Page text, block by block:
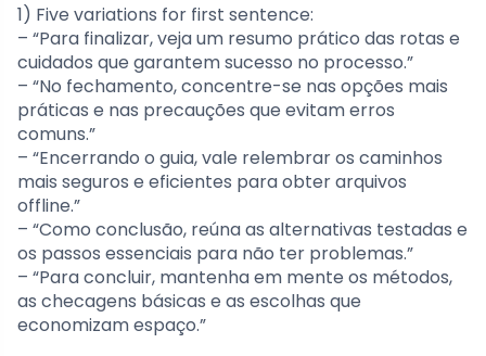
1) Five variations for first sentence:
– “Para finalizar, veja um resumo prático das rotas e
cuidados que garantem sucesso no processo.”
– “No fechamento, concentre-se nas opções mais
práticas e nas precauções que evitam erros
comuns.”
– “Encerrando o guia, vale relembrar os caminhos
mais seguros e eficientes para obter arquivos
offline.”
– “Como conclusão, reúna as alternativas testadas e
os passos essenciais para não ter problemas.”
– “Para concluir, mantenha em mente os métodos,
as checagens básicas e as escolhas que
economizam espaço.”